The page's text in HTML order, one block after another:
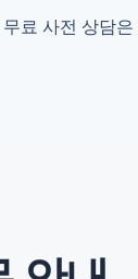
료 사전 상담은